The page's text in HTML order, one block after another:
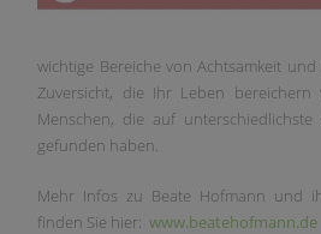
wichtige Bereiche von Achtsamkeit
Zuversicht, die Ihr Leben
Menschen, die auf
gefunden haben.
Mehr Infos zu Beate Hofmann und
finden Sie hier:www.beatehofmann.de